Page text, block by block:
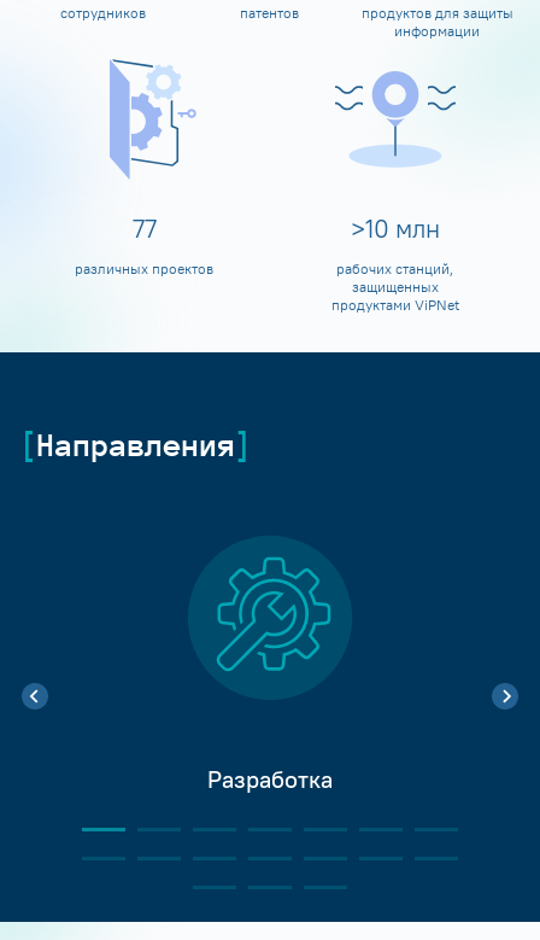
сотрудников патентов
продуктов для защиты
информации
80
различных проектов
>10 млн
рабочих станций,
защищенных
продуктами ViPNet
Направления
Разработка